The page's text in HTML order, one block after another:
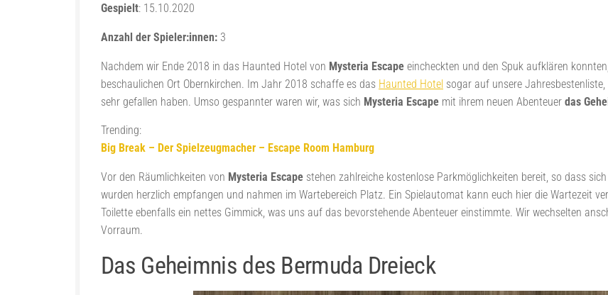
Gespielt: 15.10.2020
Anzahl der Spieler:innen: 3
Nachdem wir Ende 2018 in das Haunted Hotel von Mysteria Escape eincheckten und den Spuk aufklären
beschaulichen Ort Obernkirchen. Im Jahr 2018 schaffe es das Haunted Hotel sogar auf unsere
sehr gefallen haben. Umso gespannter waren wir, was sich Mysteria Escape mit ihrem neuen Abenteuer das
Trending:
Big Break – Der Spielzeugmacher – Escape Room Hamburg
Vor den Räumlichkeiten von Mysteria Escape stehen zahlreiche kostenlose Parkmöglichkeiten bereit, so dass
wurden herzlich empfangen und nahmen im Wartebereich Platz. Ein Spielautomat kann euch hier die Wartezeit
Toilette ebenfalls ein nettes Gimmick, was uns auf das bevorstehende Abenteuer einstimmte. Wir wechselten
Vorraum.
Das Geheimnis des Bermuda Dreieck